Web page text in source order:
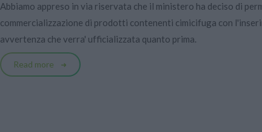
Abbiamo appreso in via riservata che il ministero ha deciso di
commercializzazione di prodotti contenenti cimicifuga con
avvertenza che verra' ufficializzata quanto prima.
Read more